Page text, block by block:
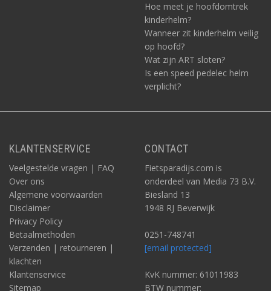
Hoe meet je hoofdomtrek
kinderhelm?
Wanneer zit kinderhelm veilig
op hoofd?
Wat zijn ART sloten?
Is een speed pedelec helm
verplicht?
KLANTENSERVICE
Veelgestelde vragen | FAQ
Over ons
Algemene voorwaarden
Disclaimer
Privacy Policy
Betaalmethoden
Verzenden | retourneren |
klachten
Klantenservice
Sitemap
CONTACT
Fietsparadijs.com is
onderdeel van Media 73 B.V.
Biesland 13
1948 RJ Beverwijk
0251-748741
[email protected]
KvK nummer: 61011983
BTW nummer: